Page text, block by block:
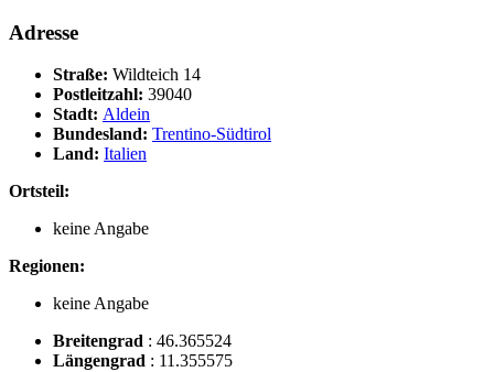
Adresse
Straße: Wildteich 14
Postleitzahl: 39040
Stadt: Aldein
Bundesland: Trentino-Südtirol
Land: Italien
Ortsteil:
keine Angabe
Regionen:
keine Angabe
Breitengrad : 46.365524
Längengrad : 11.355575